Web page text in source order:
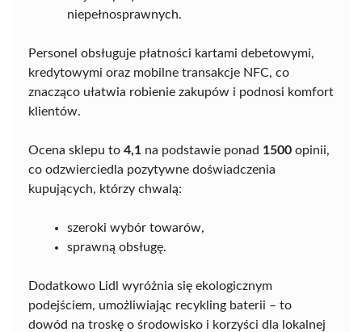
niepełnosprawnych.
Personel obsługuje płatności kartami debetowymi,
kredytowymi oraz mobilne transakcje NFC, co
znacząco ułatwia robienie zakupów i podnosi komfort
klientów.
Ocena sklepu to 4,1 na podstawie ponad 1500 opinii,
co odzwierciedla pozytywne doświadczenia
kupujących, którzy chwalą:
szeroki wybór towarów,
sprawną obsługę.
Dodatkowo Lidl wyróżnia się ekologicznym
podejściem, umożliwiając recykling baterii – to
dowód na troskę o środowisko i korzyści dla lokalnej